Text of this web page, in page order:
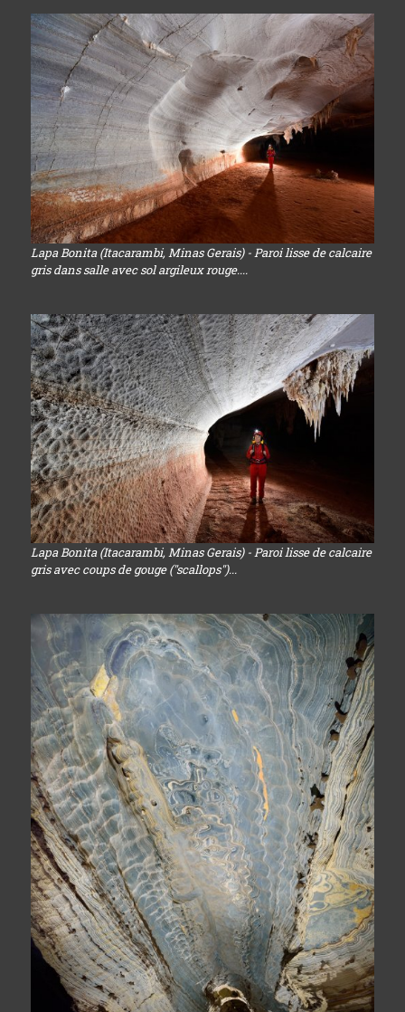
Lapa Bonita (Itacarambi, Minas Gerais) - Paroi lisse de calcaire
gris dans salle avec sol argileux rouge....
Lapa Bonita (Itacarambi, Minas Gerais) - Paroi lisse de calcaire
gris avec coups de gouge ("scallops")...